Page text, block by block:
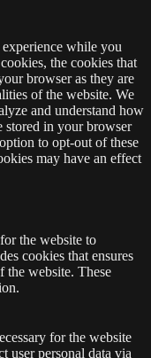
while you
the cookies that
browser as they are
of the website. We
and understand how
stored in your browser
to opt-out of these
may have an effect
the website to
cookies that ensures
the website. These
for the website
user personal data via